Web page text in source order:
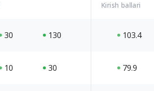
Kirish ballari
30 130 103.4
10 30 79.9